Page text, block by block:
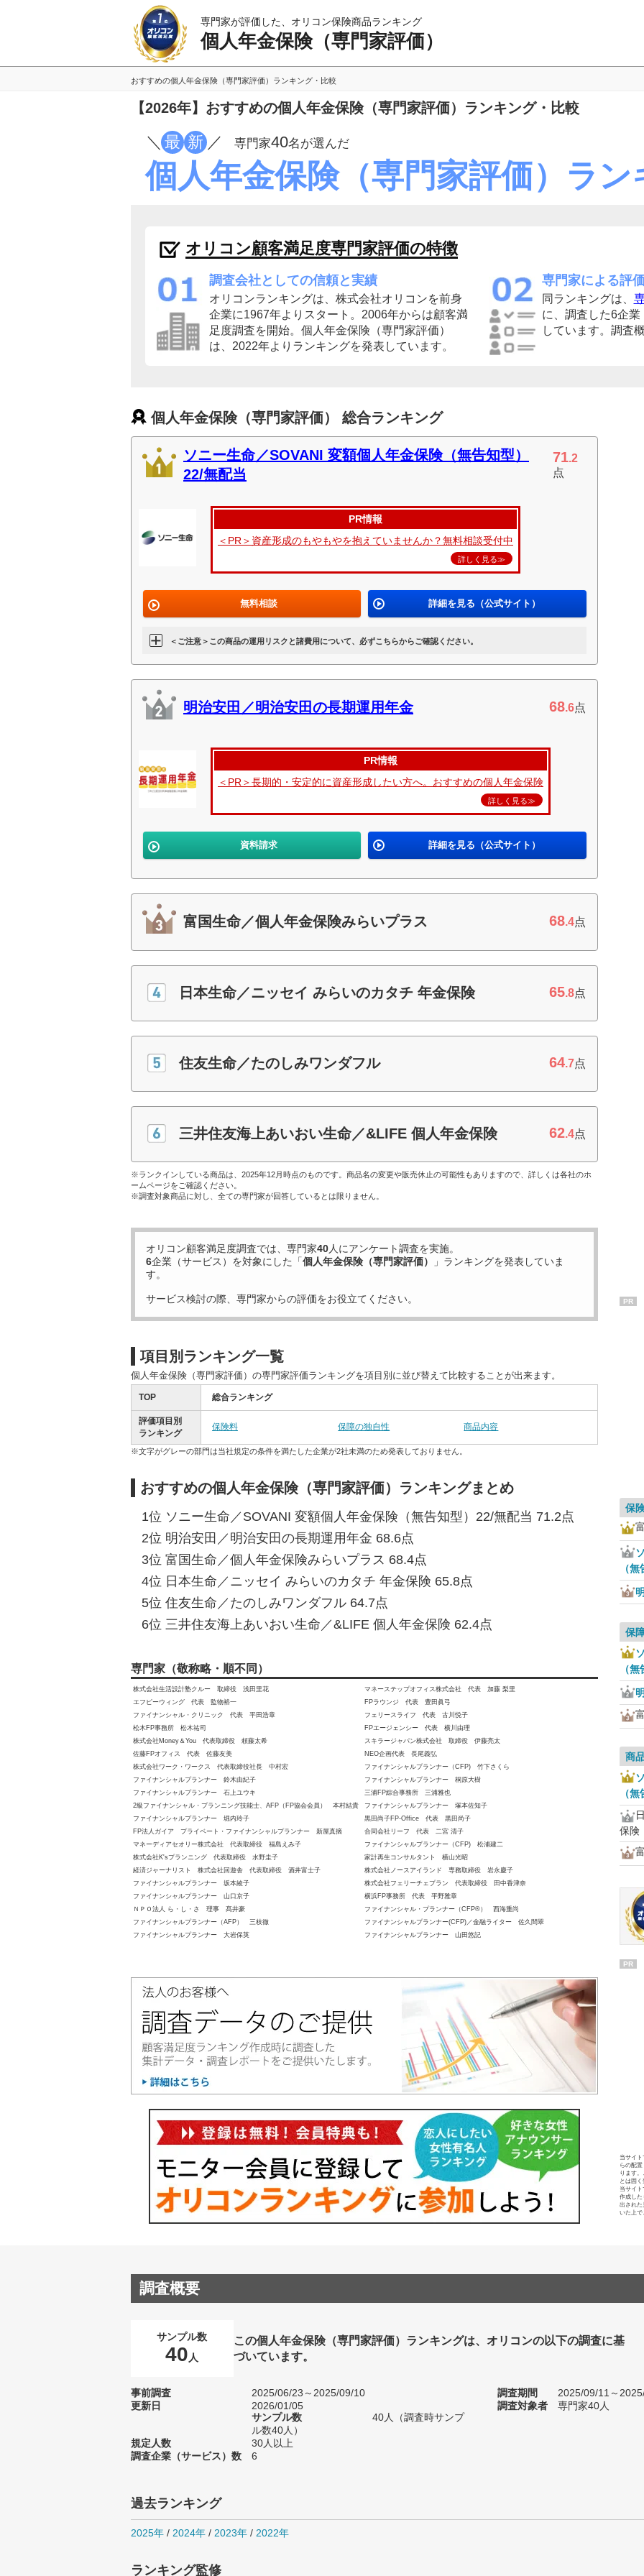
専門家が評価した、オリコン保険商品ランキング
個人年金保険（専門家評価）
おすすめの個人年金保険（専門家評価）ランキング・比較
【2026年】おすすめの個人年金保険（専門家評価）ランキング・比較
／ 最 新 ／ 専門家40名が選んだ
個人年金保険（専門家評価）ラン
オリコン顧客満足度専門家評価の特徴
調査会社としての信頼と実績
オリコンランキングは、株式会社オリコンを前身
企業に1967年よりスタート。2006年からは顧客満
足度調査を開始。個人年金保険（専門家評価）
は、2022年よりランキングを発表しています。
専門家による評
同ランキングは、
に、調査した6企
しています。調査
個人年金保険（専門家評価） 総合ランキング
ソニー生命／SOVANI 変額個人年金保険（無告知型）
22/無配当
71.2
点
PR情報
＜PR＞資産形成のもやもやを抱えていませんか？無料相談受付中
詳しく見る≫
無料相談 詳細を見る（公式サイト）
＜ご注意＞この商品の運用リスクと諸費用について、必ずこちらからご確認ください。
明治安田／明治安田の長期運用年金 68.6点
PR情報
＜PR＞長期的・安定的に資産形成したい方へ。おすすめの個人年金保険
詳しく見る≫
資料請求 詳細を見る（公式サイト）
富国生命／個人年金保険みらいプラス 68.4点
日本生命／ニッセイ みらいのカタチ 年金保険 65.8点
住友生命／たのしみワンダフル 64.7点
三井住友海上あいおい生命／&LIFE 個人年金保険 62.4点
※ランクインしている商品は、2025年12月時点のものです。商品名の変更や販売休止の可能性もありますので、詳しくは各社のホ
ームページをご確認ください。
※調査対象商品に対し、全ての専門家が回答しているとは限りません。
オリコン顧客満足度調査では、専門家40人にアンケート調査を実施。
6企業（サービス）を対象にした「個人年金保険（専門家評価）
」ランキングを発表していま
す。
サービス検討の際、専門家からの評価をお役立てください。
項目別ランキング一覧
個人年金保険（専門家評価）の専門家評価ランキングを項目別に並び替えて比較することが出来ます。
TOP 総合ランキング
評価項目別
ランキング
保険料 保障の独自性 商品内容
※文字がグレーの部門は当社規定の条件を満たした企業が2社未満のため発表しておりません。
おすすめの個人年金保険（専門家評価）ランキングまとめ
1位 ソニー生命／SOVANI 変額個人年金保険（無告知型）22/無配当 71.2点
2位 明治安田／明治安田の長期運用年金 68.6点
3位 富国生命／個人年金保険みらいプラス 68.4点
4位 日本生命／ニッセイ みらいのカタチ 年金保険 65.8点
5位 住友生命／たのしみワンダフル 64.7点
6位 三井住友海上あいおい生命／&LIFE 個人年金保険 62.4点
専門家（敬称略・順不同）
株式会社生活設計塾クルー 取締役 浅田里花
マネーステップオフィス株式会社 代表 加藤 梨里
エフピーウィング 代表 監物裕一
FPラウンジ 代表 豊田眞弓
ファイナンシャル・クリニック 代表 平田浩章
フェリースライフ 代表 古川悦子
松木FP事務所 松木祐司
FPエージェンシー 代表 横川由理
株式会社Money＆You 代表取締役 頼藤太希
スキラージャパン株式会社 取締役 伊藤亮太
佐藤FPオフィス 代表 佐藤友美
NEO企画代表 長尾義弘
株式会社ワーク・ワークス 代表取締役社長 中村宏
ファイナンシャルプランナー（CFP) 竹下さくら
ファイナンシャルプランナー 鈴木由紀子
ファイナンシャルプランナー 桐原大樹
ファイナンシャルプランナー 石上ユウキ
三浦FP綜合事務所 三浦雅也
2級ファイナンシャル・プランニング技能士、AFP（FP協会会員） 本村結貴
ファイナンシャルプランナー 塚本佐知子
ファイナンシャルプランナー 堀内玲子
黒田尚子FP-Office 代表 黒田尚子
FP法人ガイア プライベート・ファイナンシャルプランナー 新屋真摘
合同会社リーフ 代表 二宮 清子
マネーディアセオリー株式会社 代表取締役 福島えみ子
ファイナンシャルプランナー（CFP) 松浦建二
株式会社K'sプランニング 代表取締役 水野圭子
家計再生コンサルタント 横山光昭
経済ジャーナリスト 株式会社回遊舎 代表取締役 酒井富士子
株式会社ノースアイランド 専務取締役 岩永慶子
ファイナンシャルプランナー 坂本綾子
株式会社フェリーチェプラン 代表取締役 田中香津奈
ファイナンシャルプランナー 山口京子
横浜FP事務所 代表 平野雅章
ＮＰＯ法人 ら・し・さ 理事 髙井豪
ファイナンシャル・プランナー（CFP®） 西海重尚
ファイナンシャルプランナー（AFP） 三枝徹
ファイナンシャルプランナー(CFP)／金融ライター 佐久間翠
ファイナンシャルプランナー 大岩保英
ファイナンシャルプランナー 山田悠記
PR
保
（
保
（
商
（
保険
PR
当サイ
らの配
ります
とは固く
当サイ
作成した
出された
いた上で
調査概要
サンプル数
40 人
この個人年金保険（専門家評価）ランキングは、オリコンの以下の調査に基
づいています。
事前調査
2025/06/23～2025/09/10
更新日
2026/01/05
サンプル数
40人（調査時サンプ
ル数40人）
規定人数
30人以上
調査企業（サービス）数
6
調査期間
2025/09/11～
調査対象者
専門家40人
過去ランキング
2025年 / 2024年 / 2023年 / 2022年
ランキング監修